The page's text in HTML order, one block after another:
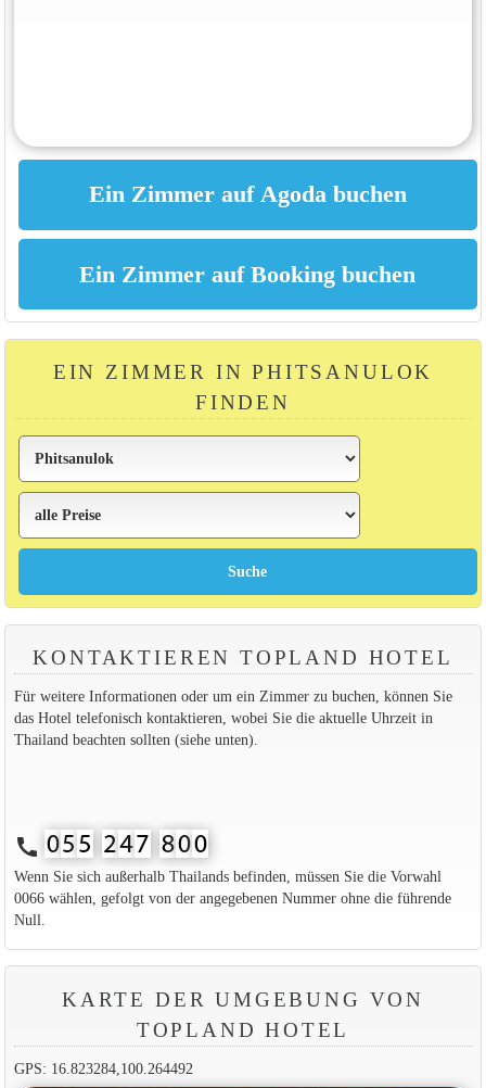
EIN ZIMMER IN PHITSANULOK
FINDEN
KONTAKTIEREN TOPLAND HOTEL
Für weitere Informationen oder um ein Zimmer zu buchen, können Sie
das Hotel telefonisch kontaktieren, wobei Sie die aktuelle Uhrzeit in
Thailand beachten sollten (siehe unten).
call
Wenn Sie sich außerhalb Thailands befinden, müssen Sie die Vorwahl
0066 wählen, gefolgt von der angegebenen Nummer ohne die führende
Null.
KARTE DER UMGEBUNG VON
TOPLAND HOTEL
GPS: 16.823284,100.264492